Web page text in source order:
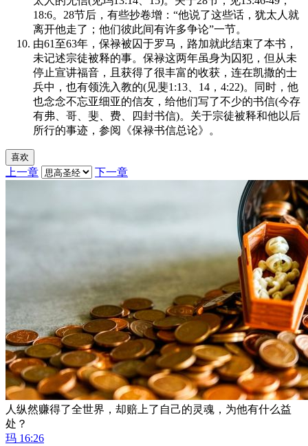
18:6。28节后，有些抄卷增：“他说了这些话，犹太人就
离开他走了；他们彼此间有许多争论”一节。
由61至63年，保禄被囚于罗马，路加就此结束了本书，
未记述宗徒被释的事。保禄这两年虽身为囚犯，但从未
停止宣讲福音，且获得了很丰富的收获，连在凯撒的士
兵中，也有领洗入教的(见斐1:13、14，4:22)。同时，他
也念念不忘亚细亚的信友，给他们写了不少的书信(今存
有弗、哥、斐、费、四封书信)。关于宗徒被释和他以后
所行的事迹，参阅《保禄书信总论》。
喜欢
上一章 下一章
人纵然赚得了全世界，却赔上了自己的灵魂，为他有什么益
处？
玛 16:26